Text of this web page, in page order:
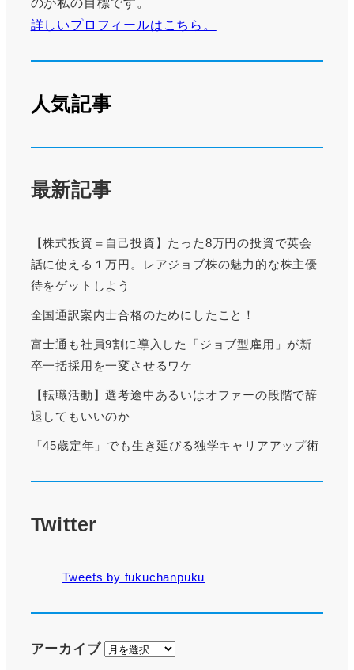
詳しいプロフィールはこちら。
人気記事
最新記事
【株式投資＝自己投資】たった8万円の投資で英会
話に使える１万円。レアジョブ株の魅力的な株主優
待をゲットしよう
全国通訳案内士合格のためにしたこと！
富士通も社員9割に導入した「ジョブ型雇用」が新
卒一括採用を一変させるワケ
【転職活動】選考途中あるいはオファーの段階で辞
退してもいいのか
「45歳定年」でも生き延びる独学キャリアアップ術
Twitter
Tweets by fukuchanpuku
アーカイブ
ア